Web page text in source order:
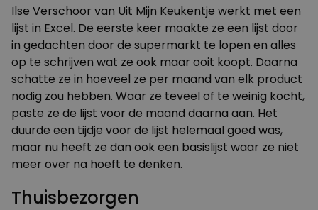
Ilse Verschoor van Uit Mijn Keukentje werkt met een
lijst in Excel. De eerste keer maakte ze een lijst door
in gedachten door de supermarkt te lopen en alles
op te schrijven wat ze ook maar ooit koopt. Daarna
schatte ze in hoeveel ze per maand van elk product
nodig zou hebben. Waar ze teveel of te weinig kocht,
paste ze de lijst voor de maand daarna aan. Het
duurde een tijdje voor de lijst helemaal goed was,
maar nu heeft ze dan ook een basislijst waar ze niet
meer over na hoeft te denken.
Thuisbezorgen